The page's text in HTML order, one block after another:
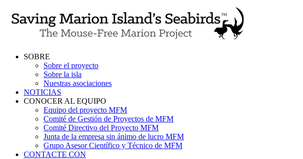
content
SOBRE
Sobre el proyecto
Sobre la isla
Nuestras asociaciones
NOTICIAS
CONOCER AL EQUIPO
Equipo del proyecto MFM
Comité de Gestión de Proyectos de MFM
Comité Directivo del Proyecto MFM
Junta de la empresa sin ánimo de lucro MFM
Grupo Asesor Científico y Técnico de MFM
CONTACTE CON